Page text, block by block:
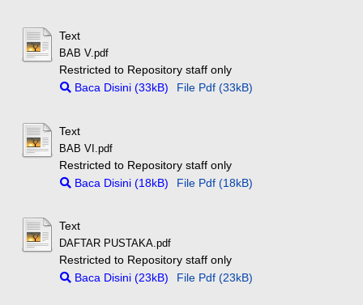
Text
BAB V.pdf
Restricted to Repository staff only
Baca Disini (33kB)
File Pdf (33kB)
Text
BAB VI.pdf
Restricted to Repository staff only
Baca Disini (18kB)
File Pdf (18kB)
Text
DAFTAR PUSTAKA.pdf
Restricted to Repository staff only
Baca Disini (23kB)
File Pdf (23kB)